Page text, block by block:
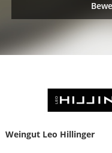
Weingut Leo Hillinger